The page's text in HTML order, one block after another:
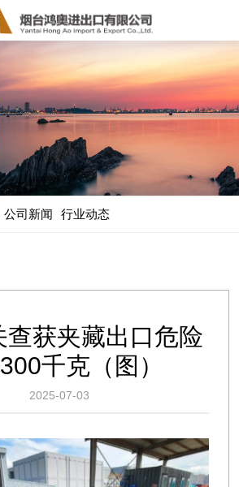
公司新闻 行业动态
查获夹藏出口危险
千克（图）
2025-07-03